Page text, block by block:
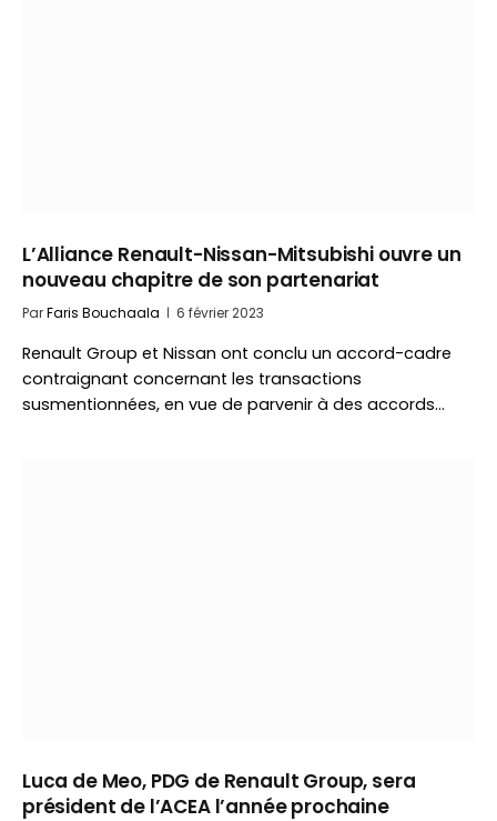
L’Alliance Renault-Nissan-Mitsubishi ouvre un
nouveau chapitre de son partenariat
ParFaris Bouchaala 6 février 2023
Renault Group et Nissan ont conclu un accord-cadre
contraignant concernant les transactions
susmentionnées, en vue de parvenir à des accords…
Luca de Meo, PDG de Renault Group, sera
président de l’ACEA l’année prochaine